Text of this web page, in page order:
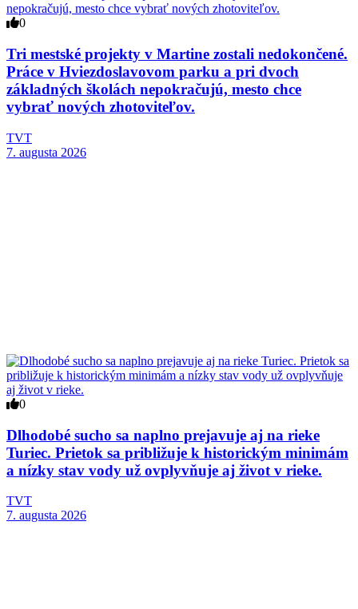
0
Tri mestské projekty v Martine zostali nedokončené.
Práce v Hviezdoslavovom parku a pri dvoch
základných školách nepokračujú, mesto chce
vybrať nových zhotoviteľov.
TVT
7. augusta 2026
0
Dlhodobé sucho sa naplno prejavuje aj na rieke
Turiec. Prietok sa približuje k historickým minimám
a nízky stav vody už ovplyvňuje aj život v rieke.
TVT
7. augusta 2026